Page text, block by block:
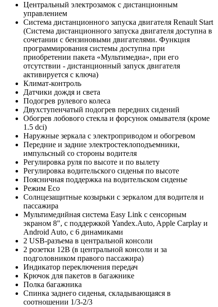
Центральный электрозамок с дистанционным
управлением
Система дистанционного запуска двигателя Renault Start
(Система дистанционного запуска двигателя доступна в
сочетании с бензиновыми двигателями. Функция
программирования системы доступна при
приобретении пакета «Мультимедиа», при его
отсутствии - дистанционный запуск двигателя
активируется с ключа)
Климат-контроль
Датчики дождя и света
Подогрев рулевого колеса
Двухступенчатый подогрев передних сидений
Обогрев лобового стекла и форсунок омывателя (кроме
1.5 dci)
Наружные зеркала с электроприводом и обогревом
Передние и задние электростеклоподъемники,
импульсный со стороны водителя
Регулировка руля по высоте и по вылету
Регулировка водительского сиденья по высоте
Поясничная поддержка на водительском сиденье
Режим Eco
Солнцезащитные козырьки с зеркалом для водителя и
пассажира
Мультимедийная система Easy Link c сенсорным
экраном 8", с поддержкой Yandex.Auto, Apple Carplay и
Android Auto, с 6 динамиками
2 USB-разъема в центральной консоли
2 розетки 12В (в центральной консоли и за
подголовником правого пассажира)
Индикатор переключения передач
Крючок для пакетов в багажнике
Полка багажника
Спинка заднего сиденья, складывающаяся в
соотношении 1/3-2/3